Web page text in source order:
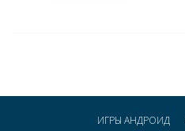
ИГРЫ АНДРОИД